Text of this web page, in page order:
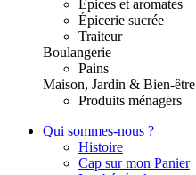
Epices et aromates
Épicerie sucrée
Traiteur
Boulangerie
Pains
Maison, Jardin & Bien-être
Produits ménagers
Qui sommes-nous ?
Histoire
Cap sur mon Panier